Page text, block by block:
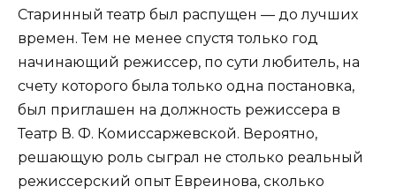
Старинный театр был распущен — до лучших
времен. Тем не менее спустя только год
начинающий режиссер, по сути любитель, на
счету которого была только одна постановка,
был приглашен на должность режиссера в
Театр В. Ф. Комиссаржевской. Вероятно,
решающую роль сыграл не столько реальный
режиссерский опыт Евреинова, сколько